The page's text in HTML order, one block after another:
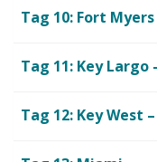
Tag 10: Fort
Tag 11: Key Largo
Tag 12: Key West